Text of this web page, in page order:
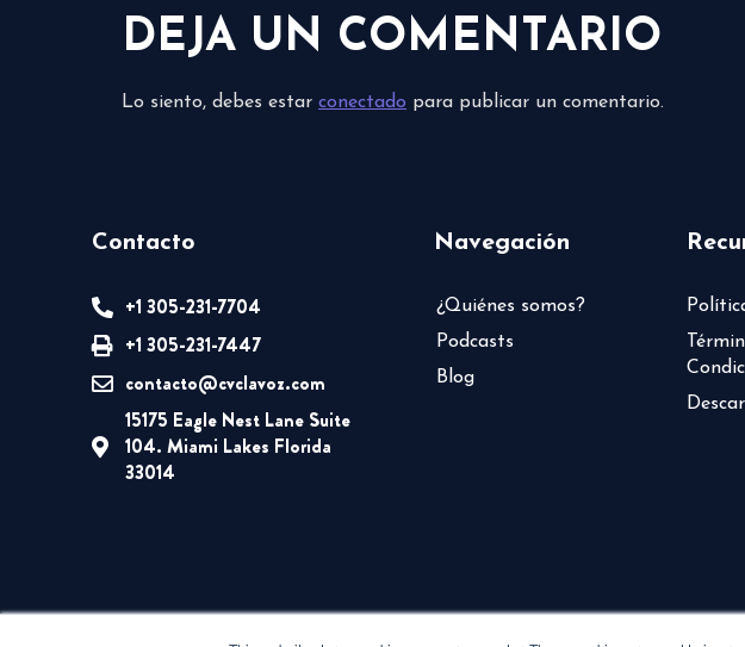
DEJA UN COMENTARIO
Lo siento, debes estar conectado para publicar un comentario.
Contacto
+1 305-231-7704
+1 305-231-7447
contacto@cvclavoz.com
15175 Eagle Nest Lane Suite
104. Miami Lakes Florida
33014
Navegación
¿Quiénes somos?
Podcasts
Blog